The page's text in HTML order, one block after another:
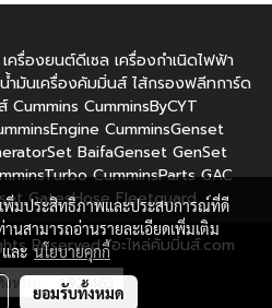
รื่องยนต์ดีเซล เครื่องกำเนิดไฟฟ้า
ำมันเครื่องคัมมิ่นส์ ไส้กรองฟลีทการ์ด
CumminsByCYT
CumminsGenset
BaifaGenset GenSet
CumminsParts GAC
GatesHose Fleetguard
Reserved อะไหล่คัมมิ่นส์.com
งหมด 192,463
เพิ่มประสิทธิภาพและประสบการณ์ที่ดี
นสามารถอ่านรายละเอียดเพิ่มเติม
ละนโยบายคุกกี้
ยอมรับทั้งหมด